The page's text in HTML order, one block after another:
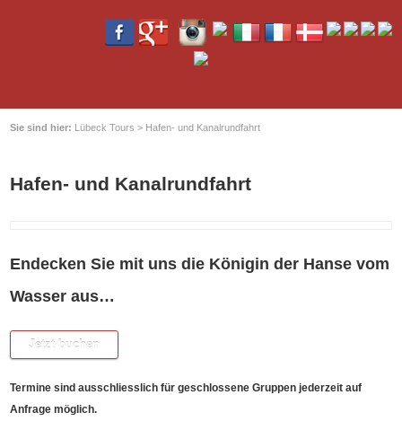
Sie sind hier: Lübeck Tours > Hafen- und Kanalrundfahrt
Hafen- und Kanalrundfahrt
Endecken Sie mit uns die Königin der Hanse vom
Wasser aus…
Jetzt buchen
Termine sind ausschliesslich für geschlossene Gruppen jederzeit auf
Anfrage möglich.